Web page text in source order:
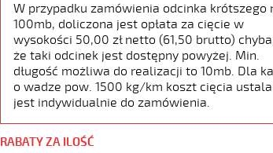
W przypadku zamówienia odcinka krótszego
100mb, doliczona jest opłata za cięcie w
wysokości 50,00 zł netto (61,50 brutto)
że taki odcinek jest dostępny powyżej. Min.
długość możliwa do realizacji to 10mb. Dla
o wadze pow. 1500 kg/km koszt cięcia
jest indywidualnie do zamówienia.
RABATY ZA ILOŚĆ